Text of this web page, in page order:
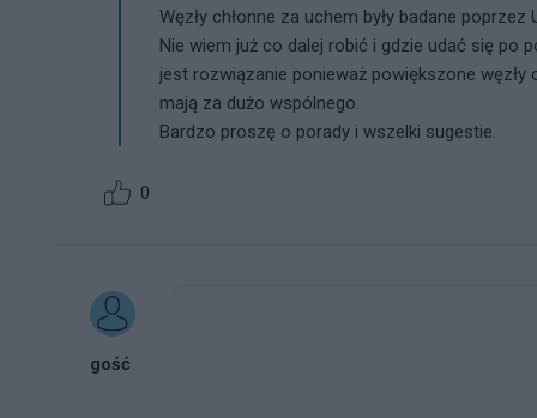
Węzły chłonne za uchem były badane
Nie wiem już co dalej robić i gdzie udać się po
jest rozwiązanie ponieważ powiększone
mają za dużo wspólnego.
Bardzo proszę o porady i wszelki sugestie.
0
gość